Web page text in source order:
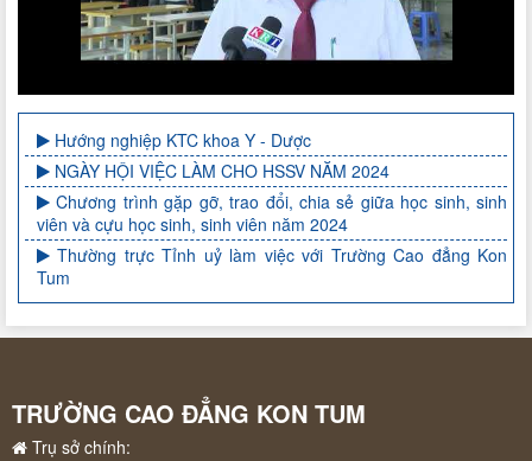
Hướng nghiệp KTC khoa Y - Dược
NGÀY HỘI VIỆC LÀM CHO HSSV NĂM 2024
Chương trình gặp gỡ, trao đổi, chia sẻ giữa học sinh, sinh
viên và cựu học sinh, sinh viên năm 2024
Thường trực Tỉnh uỷ làm việc với Trường Cao đẳng Kon
Tum
TRƯỜNG CAO ĐẲNG KON TUM
Trụ sở chính: